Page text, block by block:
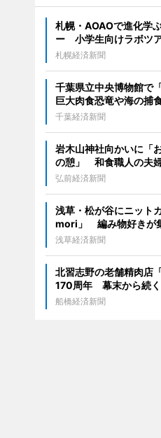
札幌・AOAOで進化学
ー 小学生向けラボツ
札幌経済新聞
千葉県立中央博物館で
巨大肉食恐竜や海の捕
千葉経済新聞
岩木山神社向かいに「
の憩」 和食職人の夫
弘前経済新聞
浅草・松が谷にニット
mori」 編み物好きが
浅草経済新聞
北習志野の老舗精肉店
170周年 幕末から続く
船橋経済新聞